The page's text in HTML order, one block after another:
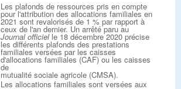
Les plafonds de ressources pris en compte
pour l'attribution des allocations familiales en
2021 sont revalorisés de 1 % par rapport à
ceux de l'an dernier. Un arrêté paru au
Journal officielle 18 décembre 2020 précise
les différents plafonds des prestations
familiales versées par les caisses
d'allocations familiales (CAF) ou les caisses
de
mutualité sociale agricole (CMSA).
Les allocations familiales sont versées aux